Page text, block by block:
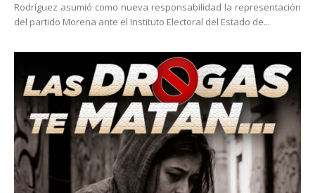
Rodríguez asumió como nueva responsabilidad la representación
del partido Morena ante el Instituto Electoral del Estado de...